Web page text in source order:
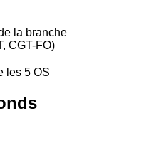
la branche
CGT-FO)
les 5 OS